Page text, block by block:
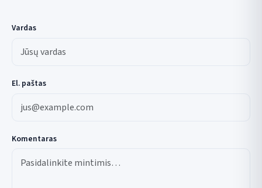
Vardas
El. paštas
Komentaras